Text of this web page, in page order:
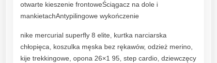
otwarte kieszenie frontoweŚciągacz na dole i
mankietachAntypilingowe wykończenie
nike mercurial superfly 8 elite, kurtka narciarska
chłopięca, koszulka męska bez rękawów, odzież merino,
kije trekkingowe, opona 26×1 95, step cardio, dziewczęcy